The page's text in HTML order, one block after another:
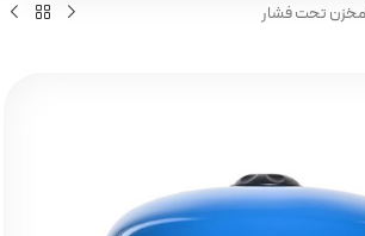
مخزن تحت فشار